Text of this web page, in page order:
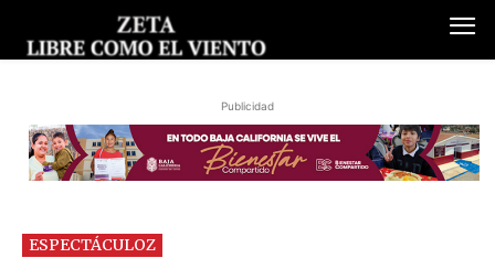
Publicidad
ESPECTÁCULOZ